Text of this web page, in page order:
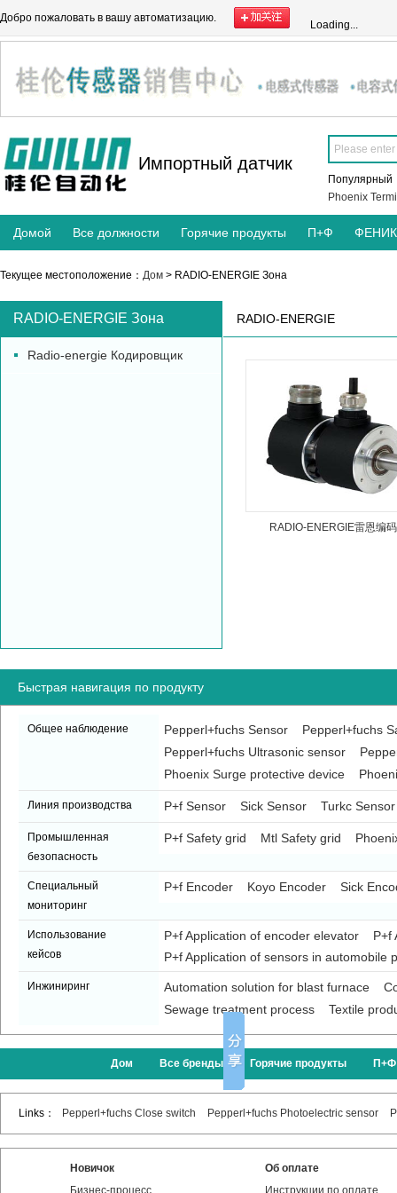
Добро пожаловать в вашу автоматизацию.
Loading...
Импортный датчик
Популярный
Phoenix
Домой Все должности Горячие продукты П+Ф
Текущее местоположение： Дом > RADIO-ENERGIE Зона
RADIO-ENERGIE Зона
Radio-energie Кодировщик
RADIO-ENERGIE
RADIO-ENERGIE雷恩编
Быстрая навигация по продукту
Общее наблюдение Pepperl+fuchs Sensor
Pepperl+fuchs
Pepperl+fuchs Ultrasonic sensor
Phoenix Surge protective device
Линия производства P+f Sensor Sick Sensor Turkc Sensor
Промышленная
безопасность
P+f Safety grid Mtl Safety grid
Специальный
мониторинг
P+f Encoder Koyo Encoder Sick
Использование
кейсов
P+f Application of encoder elevator
P+f
P+f Application of sensors in automobile
Инжиниринг Automation solution for blast furnace
Sewage treatment process
Textile
Дом Все бренды Горячие продукты П+Ф
Links： Pepperl+fuchs Close switch Pepperl+fuchs Photoelectric sensor
Новичок
Бизнес-процесс
Об оплате
Инструкции по оплате